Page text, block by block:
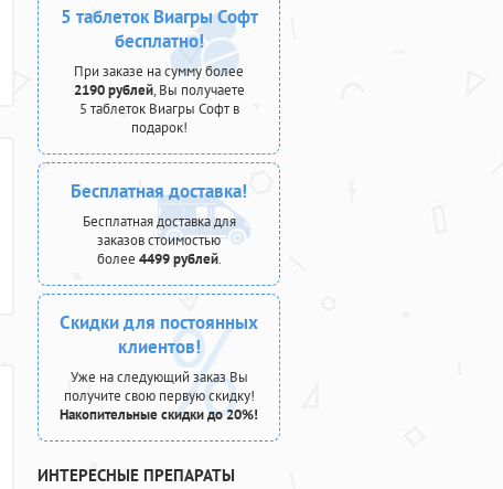
5 таблеток Виагры Софт
бесплатно!
При заказе на сумму более
2190 рублей, Вы получаете
5 таблеток Виагры Софт в
подарок!
Бесплатная доставка!
Бесплатная доставка для
заказов стоимостью
более 4499 рублей.
Скидки для постоянных
клиентов!
Уже на следующий заказ Вы
получите свою первую скидку!
Накопительные скидки до 20%!
ИНТЕРЕСНЫЕ ПРЕПАРАТЫ